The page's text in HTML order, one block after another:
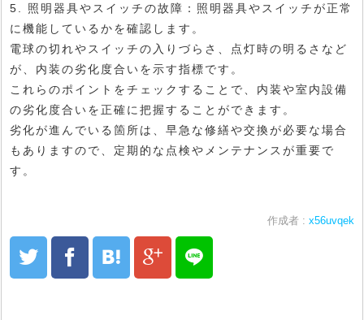
5. 照明器具やスイッチの故障：照明器具やスイッチが正常
に機能しているかを確認します。
電球の切れやスイッチの入りづらさ、点灯時の明るさなど
が、内装の劣化度合いを示す指標です。
これらのポイントをチェックすることで、内装や室内設備
の劣化度合いを正確に把握することができます。
劣化が進んでいる箇所は、早急な修繕や交換が必要な場合
もありますので、定期的な点検やメンテナンスが重要で
す。
作成者 : x56uvqek